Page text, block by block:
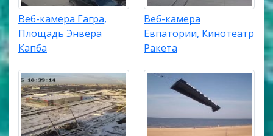
Веб-камера Гагра,
Площадь Энвера
Капба
Веб-камера
Евпатории, Кинотеатр
Ракета